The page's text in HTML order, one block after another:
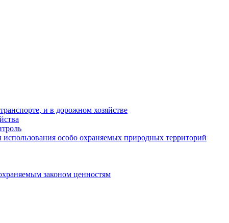
и в дорожном хозяйстве
особо охраняемых природных территорий
законом ценностям